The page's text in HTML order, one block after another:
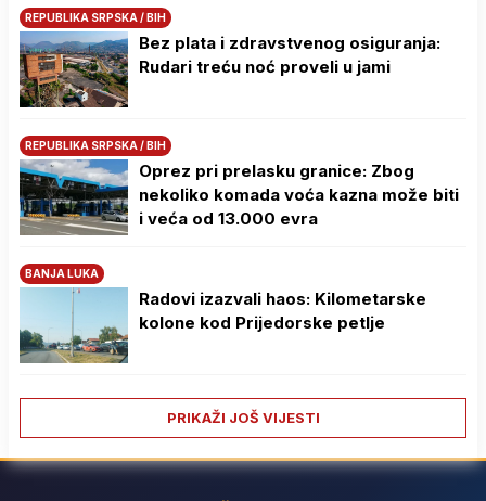
REPUBLIKA SRPSKA / BIH
Bez plata i zdravstvenog osiguranja:
Rudari treću noć proveli u jami
REPUBLIKA SRPSKA / BIH
Oprez pri prelasku granice: Zbog
nekoliko komada voća kazna može biti
i veća od 13.000 evra
BANJA LUKA
Radovi izazvali haos: Kilometarske
kolone kod Prijedorske petlje
PRIKAŽI JOŠ VIJESTI